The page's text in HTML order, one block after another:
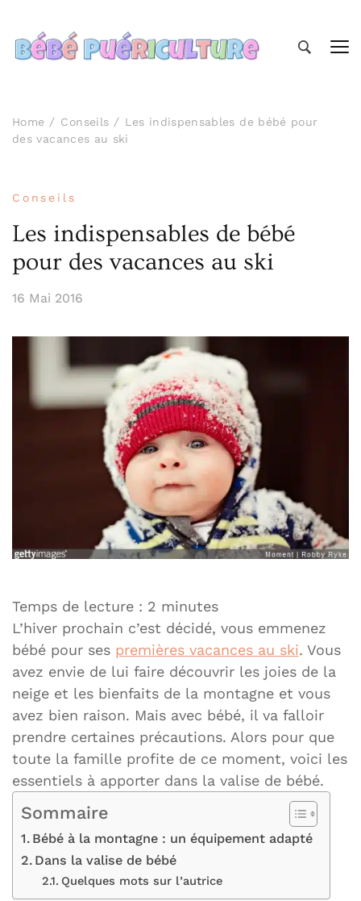
Home Conseils
Les indispensables de bébé pour
des vacances au ski
Conseils
Les indispensables de bébé
pour des vacances au ski
16 Mai 2016
Temps de lecture : 2 minutes
L’hiver prochain c’est décidé, vous emmenez
bébé pour ses premières vacances au ski. Vous
avez envie de lui faire découvrir les joies de la
neige et les bienfaits de la montagne et vous
avez bien raison. Mais avec bébé, il va falloir
prendre certaines précautions. Alors pour que
toute la famille profite de ce moment, voici les
essentiels à apporter dans la valise de bébé.
Sommaire
Bébé à la montagne : un équipement adapté
Dans la valise de bébé
Quelques mots sur l’autrice